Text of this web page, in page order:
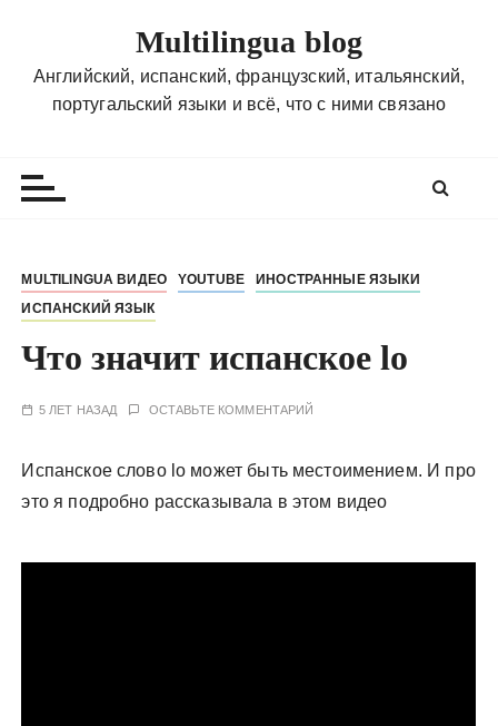
Multilingua blog
Английский, испанский, французский, итальянский,
португальский языки и всё, что с ними связано
MULTILINGUA ВИДЕО YOUTUBE
ИНОСТРАННЫЕ ЯЗЫКИ
ИСПАНСКИЙ ЯЗЫК
Что значит испанское lo
5 ЛЕТ НАЗАД ОСТАВЬТЕ КОММЕНТАРИЙ
Испанское слово lo может быть местоимением. И про
это я подробно рассказывала в этом видео